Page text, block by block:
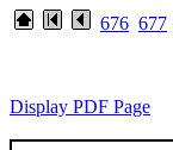
676 677
Display PDF Page